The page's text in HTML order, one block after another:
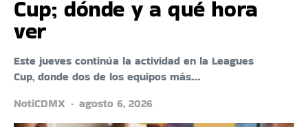
Cup; dónde y a qué hora
ver
Este jueves continúa la actividad en la Leagues
Cup, donde dos de los equipos más…
NotiCDMX
agosto 6, 2026